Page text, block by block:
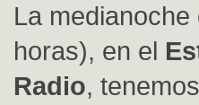
La
horas), en el
Radio,